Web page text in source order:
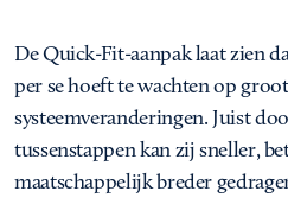
De Quick-Fit-aanpak laat zien
per se hoeft te wachten op
systeemveranderingen. Juist
tussenstappen kan zij sneller,
maatschappelijk breder